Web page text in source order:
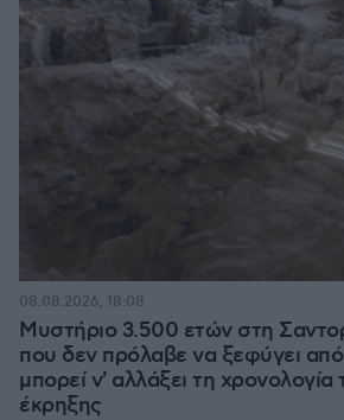
Μυστήριο 3.500 ετών στη
που δεν πρόλαβε να ξεφύγει
μπορεί ν' αλλάξει τη χρονολογία
έκρηξης
08.08.2026, 18:08